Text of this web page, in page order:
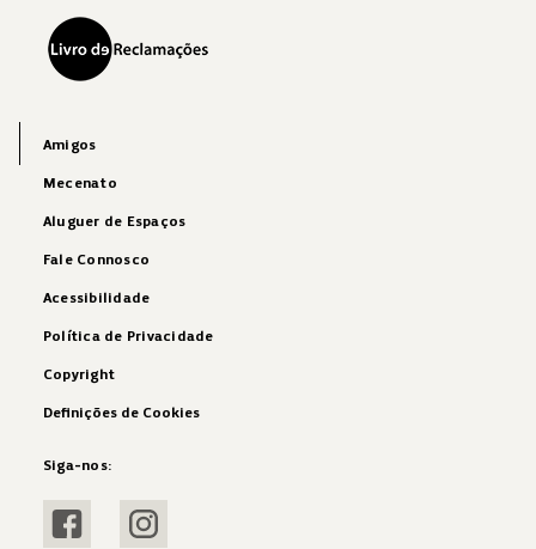
Amigos
Mecenato
Aluguer de Espaços
Fale Connosco
Acessibilidade
Política de Privacidade
Copyright
Definições de Cookies
Siga-nos:
Visitar FacebookVisitar Instagram